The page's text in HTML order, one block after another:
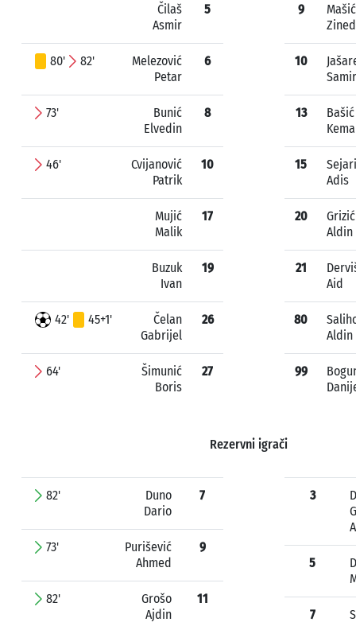
Čilaš
Asmir
5
80' 82'
Melezović
Petar
6
73'
Bunić
Elvedin
8
46'
Cvijanović
Patrik
10
Mujić
Malik
17
Buzuk
Ivan
19
42' 45+1'
Čelan
Gabrijel
26
64'
Šimunić
Boris
27
9
Mašić
10
Samir
13
Bašić
15
Adis
20
Grizić
Aldin
21
Aid
80
Aldin
99
Rezervni igrači
82'
Duno
Dario
7
73'
Purišević
Ahmed
9
82'
Grošo
Ajdin
11
3
5
7